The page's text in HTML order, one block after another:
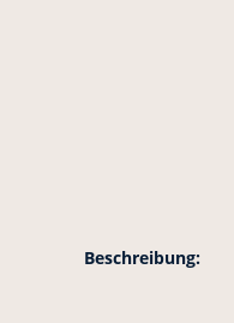
Beschreibung: